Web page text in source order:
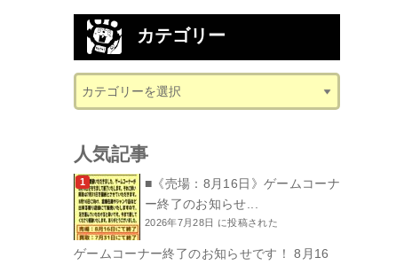
カテゴリー
人気記事
■《売場：8月16日》ゲームコーナ
ー終了のお知らせ...
2026年7月28日 に投稿された
ゲームコーナー終了のお知らせです！ 8月16